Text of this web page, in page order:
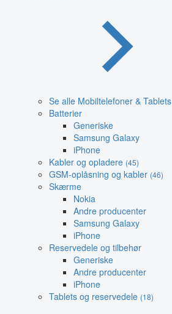
Se alle Mobiltelefoner & Tablets
Batterier
Generiske
Samsung Galaxy
iPhone
Kabler og opladere (45)
GSM-oplåsning og kabler (46)
Skærme
Nokia
Andre producenter
Samsung Galaxy
iPhone
Reservedele og tilbehør
Generiske
Andre producenter
iPhone
Tablets og reservedele (18)